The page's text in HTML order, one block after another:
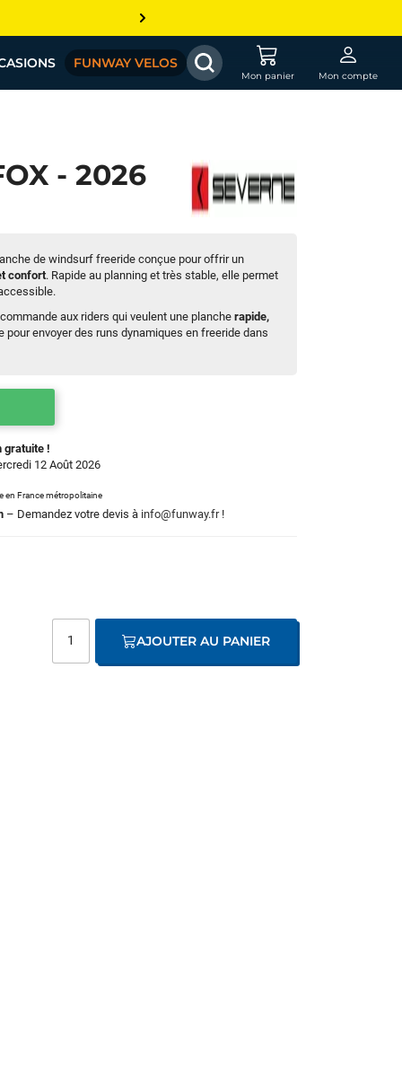
FUNWAY VELOS
Mon panier Mon compte
- 2026
de windsurf freeride conçue pour offrir un
confort. Rapide au planning et très stable, elle permet
aux riders qui veulent une planche rapide,
pour envoyer des runs dynamiques en freeride dans
gratuite !
12 Août 2026
en France métropolitaine
– Demandez votre devis à info@funway.fr!
AJOUTER AU PANIER